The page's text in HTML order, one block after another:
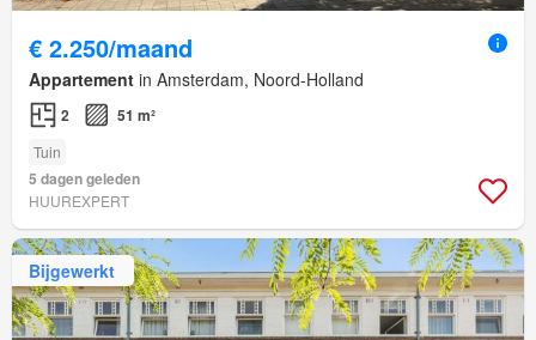
€ 2.250/maand
Appartement in Amsterdam, Noord-Holland
2 51 m²
Tuin
5 dagen geleden
HUUREXPERT
Bijgewerkt